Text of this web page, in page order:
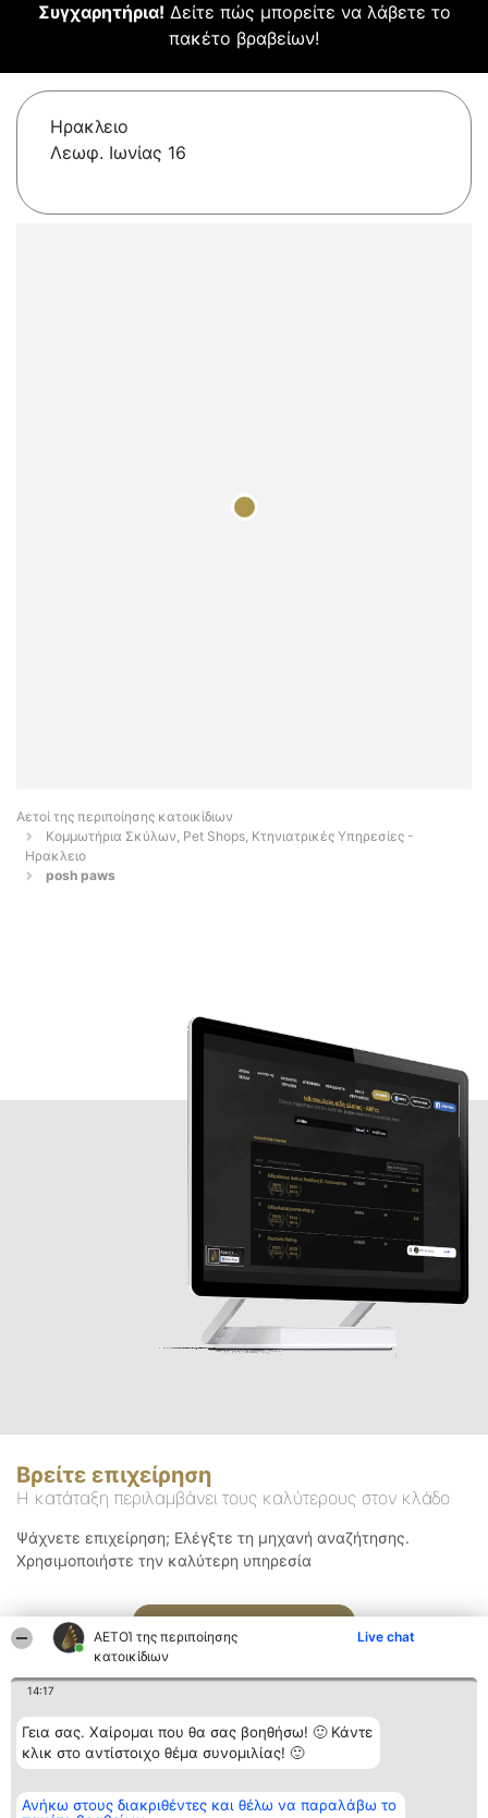
ΑΕΤΟΊ της περιποίησης
κατοικίδιων
Live chat
14:17
Γεια σας. Χαίρομαι που θα σας βοηθήσω! 🙂 Κάντε
κλικ στο αντίστοιχο θέμα συνομιλίας! 🙂
Ανήκω στους διακριθέντες και θέλω να παραλάβω το
Συγχαρητήρια! Δείτε πώς μπορείτε να λάβετε το
πακέτο βραβείων!
Ηρακλειο
Λεωφ. Ιωνίας 16
Αετοί της περιποίησης κατοικίδιων
Κομμωτήρια Σκύλων, Pet Shops, Κτηνιατρικές Υπηρεσίες -
Ηρακλειο
posh paws
Βρείτε επιχείρηση
Η κατάταξη περιλαμβάνει τους καλύτερους στον κλάδο
Ψάχνετε επιχείρηση; Ελέγξτε τη μηχανή αναζήτησης.
Χρησιμοποιήστε την καλύτερη υπηρεσία
Αναζήτηση
Διοργανωτής της
κατάταξης
Κατάταξη
Διακριθέντες
Επικοινωνία
Επικοινωνία